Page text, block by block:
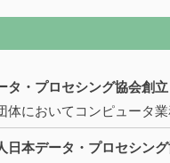
タ・プロセシング協会創立
体においてコンピュータ
日本データ・プロセシン